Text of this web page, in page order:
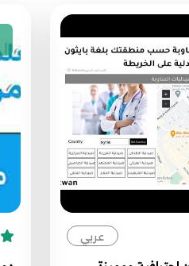
عربي